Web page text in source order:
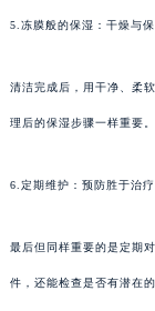
5.冻膜般的保湿：干燥与
清洁完成后，用干净、柔
理后的保湿步骤一样重要
6.定期维护：预防胜于治疗
最后但同样重要的是定期
件，还能检查是否有潜在